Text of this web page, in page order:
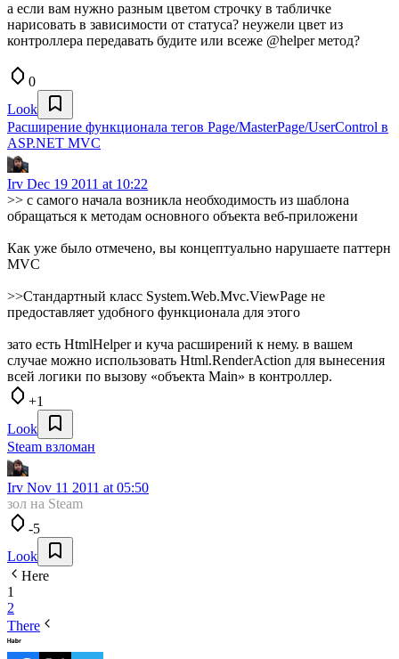
а если вам нужно разным цветом строчку в табличке
нарисовать в зависимости от статуса? неужели цвет из
контроллера передавать будите или всеже @helper метод?
0
Look
Расширение функционала тегов Page/MasterPage/UserControl в
ASP.NET MVC
Irv Dec 19 2011 at 10:22
>> с самого начала возникла необходимость из шаблона
обращаться к методам основного объекта веб-приложени
Как уже было отмечено, вы концептуально нарушаете паттерн
MVC
>>Стандартный класс System.Web.Mvc.ViewPage не
предоставляет удобного функционала для этого
зато есть HtmlHelper и куча расширений к нему. в вашем
случае можно использовать Html.RenderAction для вынесения
всей логики по вызову «объекта Main» в контроллер.
+1
Look
Steam взломан
Irv Nov 11 2011 at 05:50
зол на Steam
-5
Look
Here
1
2
There